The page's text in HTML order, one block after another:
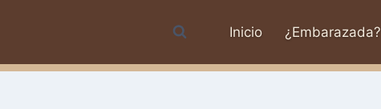
Inicio ¿Embarazada?